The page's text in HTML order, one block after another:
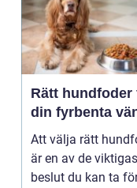
Rätt hundfoder
din fyrbenta
Att välja rätt
är en av de
beslut du kan ta